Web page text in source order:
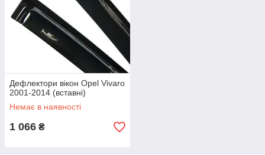
Дефлектори вікон Opel Vivaro
2001-2014 (вставні)
Немає в наявності
1 066 ₴